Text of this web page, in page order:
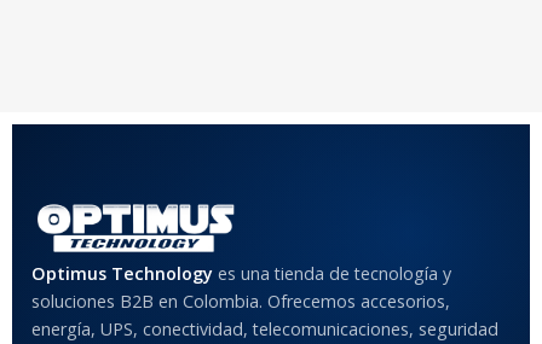
Anti-Shock
Optimus Technology es una tienda de tecnología y
soluciones B2B en Colombia. Ofrecemos accesorios,
energía, UPS, conectividad, telecomunicaciones, seguridad